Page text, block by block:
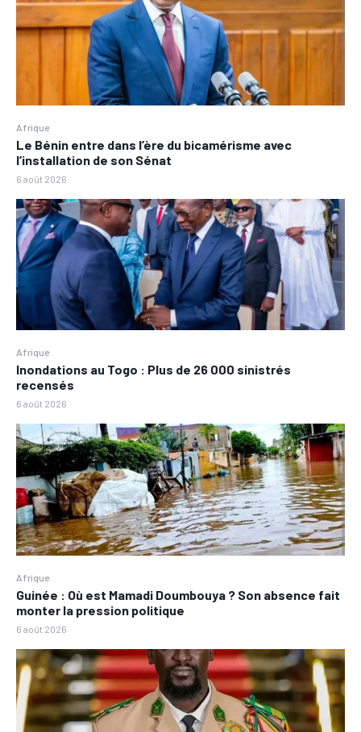
Afrique
Le Bénin entre dans l’ère du bicamérisme avec
l’installation de son Sénat
6 août 2026
Afrique
Inondations au Togo : Plus de 26 000 sinistrés
recensés
6 août 2026
Afrique
Guinée : Où est Mamadi Doumbouya ? Son absence fait
monter la pression politique
6 août 2026